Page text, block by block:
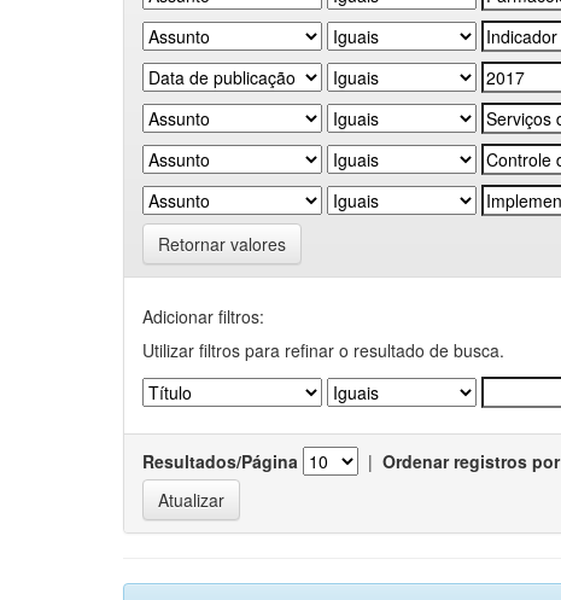
Retornar valores
Adicionar filtros:
Utilizar filtros para refinar o resultado de busca.
Resultados/Página | Ordenar registros por